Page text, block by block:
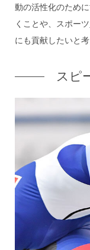
動の活性化のため
くことや、スポー
にも貢献したいと考
スピ